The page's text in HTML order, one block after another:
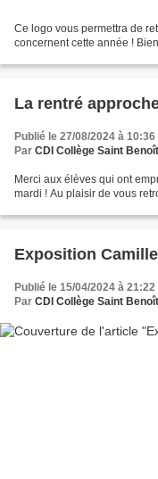
Ce logo vous permettra de
concernent cette année !
La rentré
Publié le 27/08/2024 à 10:36
Par CDI Collège Saint Benoît
Merci aux élèves qui ont
mardi ! Au plaisir de vous
Exposition
Publié le 15/04/2024 à 21:22
Par CDI Collège Saint Benoît